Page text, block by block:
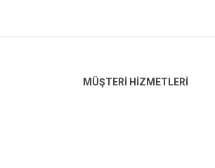
MÜŞTERI HIZMETLERI